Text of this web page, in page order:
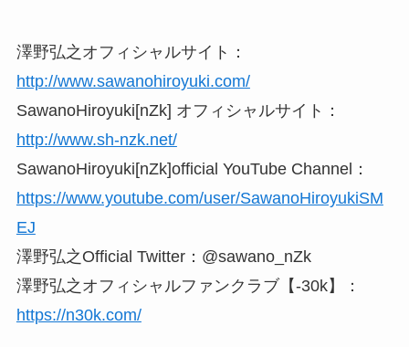
澤野弘之オフィシャルサイト：
http://www.sawanohiroyuki.com/
SawanoHiroyuki[nZk] オフィシャルサイト：
http://www.sh-nzk.net/
SawanoHiroyuki[nZk]official YouTube Channel：
https://www.youtube.com/user/SawanoHiroyukiSM
EJ
澤野弘之Official Twitter：@sawano_nZk
澤野弘之オフィシャルファンクラブ【-30k】：
https://n30k.com/